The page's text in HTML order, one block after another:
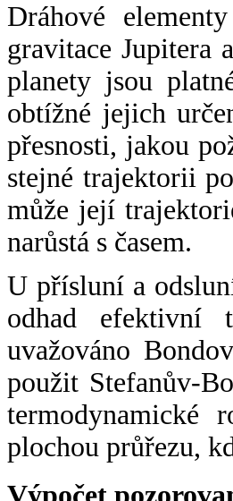
Dráhové
gravitace Jupitera
planety jsou
obtížné jejich
přesnosti, jakou
stejné trajektorii
může její
narůstá s časem.
U přísluní a
odhad efektivní
uvažováno
použit Stefanův-
termodynamické
plochou průřezu,